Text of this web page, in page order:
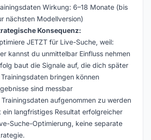
Wirkung: 6–18 Monate (bis
nächsten Modellversion)
Konsequenz:
JETZT für Live-Suche, weil:
kannst du unmittelbar Einfluss nehmen
baut die Signale auf, die dich später
Trainingsdaten bringen können
sind messbar
Trainingsdaten aufgenommen zu werden
ein langfristiges Resultat erfolgreicher
Suche-Optimierung, keine separate